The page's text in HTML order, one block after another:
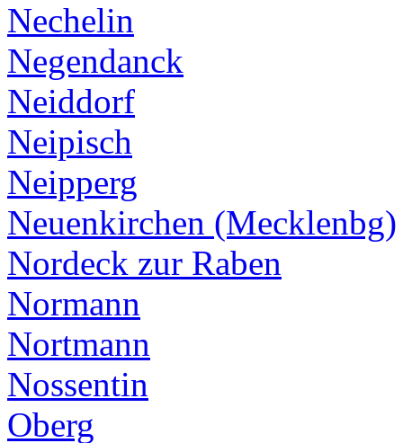
Nechelin
Negendanck
Neiddorf
Neipisch
Neipperg
Neuenkirchen (Mecklenbg)
Nordeck zur Raben
Normann
Nortmann
Nossentin
Oberg